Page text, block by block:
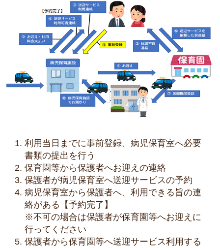
利用当日までに事前登録、病児保育室へ必要
書類の提出を行う
保育園等から保護者へお迎えの連絡
保護者が病児保育室へ送迎サービスの予約
病児保育室から保護者へ、利用できる旨の連
絡がある【予約完了】
※不可の場合は保護者が保育園等へお迎えに
行ってください
保護者から保育園等へ送迎サービス利用する